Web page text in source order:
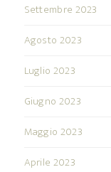
Settembre 2023
Agosto 2023
Luglio 2023
Giugno 2023
Maggio 2023
Aprile 2023